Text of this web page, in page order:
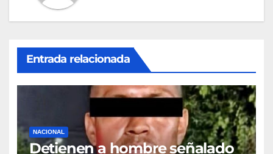
Entrada relacionada
NACIONAL
Detienen a hombre señalado